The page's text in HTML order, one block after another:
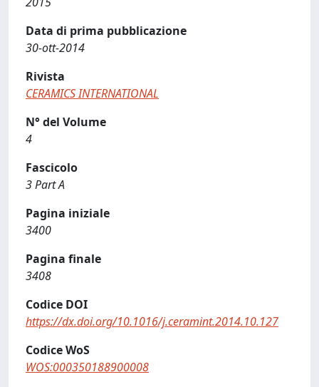
Data di prima pubblicazione
30-ott-2014
Rivista
CERAMICS INTERNATIONAL
N° del Volume
4
Fascicolo
3 Part A
Pagina iniziale
3400
Pagina finale
3408
Codice DOI
https://dx.doi.org/10.1016/j.ceramint.2014.10.127
Codice WoS
WOS:000350188900008